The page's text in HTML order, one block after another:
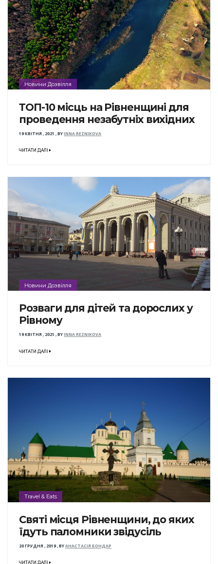
Новини Дозвілля
ТОП-10 місць на Рівненщині для
проведення незабутніх вихідних
19 КВІТНЯ , 2021 ,BYINNA REZNIKOVA
ЧИТАТИ ДАЛІ
Новини Дозвілля
Розваги для дітей та дорослих у
Рівному
19 КВІТНЯ , 2021 ,BYINNA REZNIKOVA
ЧИТАТИ ДАЛІ
Travel & Eats
Святі місця Рівненщини, до яких
їдуть паломники звідусіль
20 ГРУДНЯ , 2019,BYАНАСТАСІЯ БОНДАР
ЧИТАТИ ДАЛІ